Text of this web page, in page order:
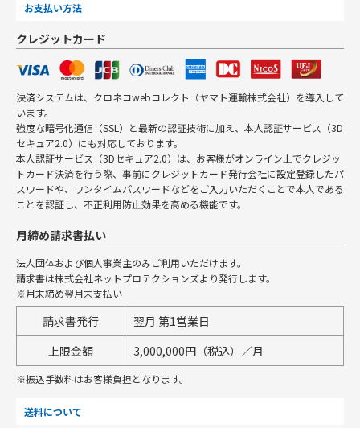
お支払い方法
クレジットカード
決済システムは、クロネコwebコレクト（ヤマト運輸株式会社）を導入して
います。
強度な暗号化通信（SSL）と最新の認証技術に加え、本人認証サービス（3D
セキュア2.0）にも対応しております。
本人認証サービス（3Dセキュア2.0）は、お客様がオンライン上でクレジッ
トカード決済を行う際、事前にクレジットカード発行会社に設定登録したパ
スワードや、ワンタイムパスワードなどをご入力いただくことで本人である
ことを認証し、不正利用防止効果を高める機能です。
月締め請求書払い
法人団体および個人事業主のみご利用いただけます。
請求書は株式会社ネットプロテクションズより発行します。
※月末締め翌月末支払い
請求書発行
翌月 第1営業日
上限金額
3,000,000円（税込）／月
※振込手数料はお客様負担となります。
送料について